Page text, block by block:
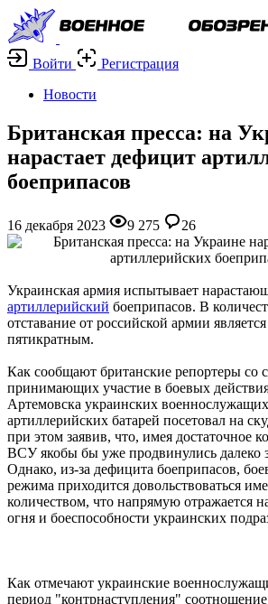
Войти
Регистрация
Новости
Британская пресса: на
нарастает дефицит
боеприпасов
16 декабря 2023 9 275 26
Украинская армия испытывает
артиллерийский боеприпасов. В
отставание от российской армии
пятикратным.
Как сообщают британские репортеры со
принимающих участие в боевых
Артемовска украинских
артиллерийских батарей посетовал на
при этом заявив, что, имея достаточное
ВСУ якобы бы уже продвинулись далеко
Однако, из-за дефицита боеприпасов,
режима приходится довольствоваться
количеством, что напрямую отражается
огня и боеспособности украинских
Как отмечают украинские
период "контрнаступления"